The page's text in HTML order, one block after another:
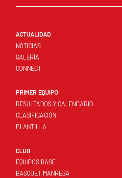
ACTUALIDAD
NOTICIAS
GALERÍA
CONNECT
PRIMER EQUIPO
RESULTADOS Y CALENDARIO
CLASIFICACIÓN
PLANTILLA
CLUB
EQUIPOS BASE
BASQUET MANRESA